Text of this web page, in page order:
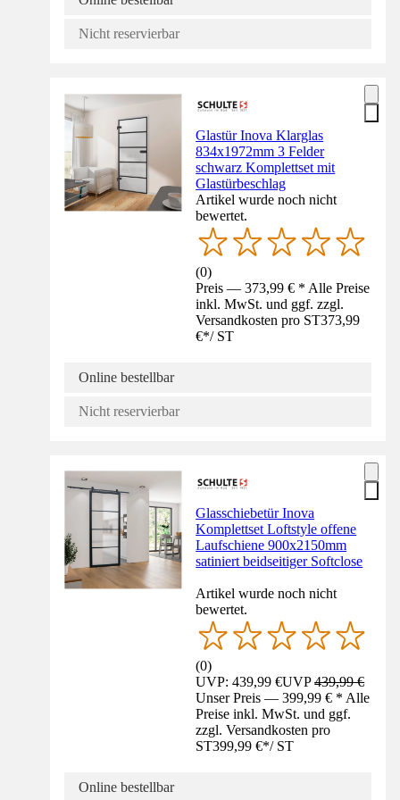
Nicht reservierbar
Glastür Inova Klarglas
834x1972mm 3 Felder
schwarz Komplettset mit
Glastürbeschlag
Artikel wurde noch nicht
bewertet.
(0)
Preis — 373,99 € * Alle Preise
inkl. MwSt. und ggf. zzgl.
Versandkosten pro ST373,99
€*/ ST
Online bestellbar
Nicht reservierbar
Glasschiebetür Inova
Komplettset Loftstyle offene
Laufschiene 900x2150mm
satiniert beidseitiger Softclose
Artikel wurde noch nicht
bewertet.
(0)
UVP: 439,99 €UVP439,99 €
Unser Preis — 399,99 € * Alle
Preise inkl. MwSt. und ggf.
zzgl. Versandkosten pro
ST399,99 €*/ ST
Online bestellbar